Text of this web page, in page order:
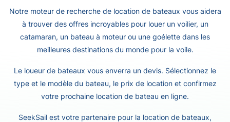
Notre moteur de recherche de location de bateaux vous aidera
à trouver des offres incroyables pour louer un voilier, un
catamaran, un bateau à moteur ou une goélette dans les
meilleures destinations du monde pour la voile.
Le loueur de bateaux vous enverra un devis. Sélectionnez le
type et le modèle du bateau, le prix de location et confirmez
votre prochaine location de bateau en ligne.
SeekSail est votre partenaire pour la location de bateaux,